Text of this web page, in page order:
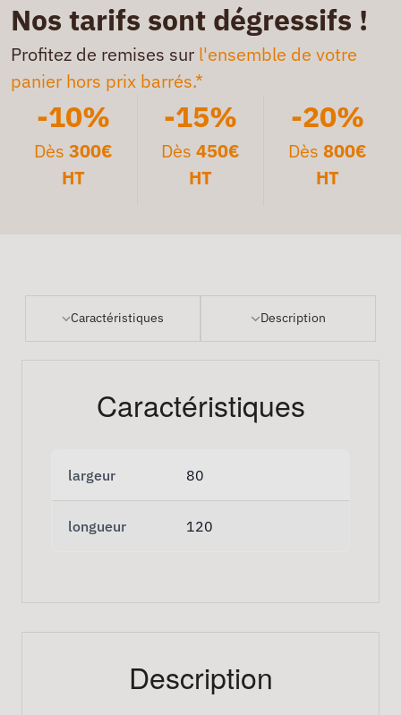
Nos tarifs sont dégressifs !
Profitez de remises sur l'ensemble de votre
panier hors prix barrés.*
-10%
Dès300€
HT
-15%
Dès 450€
HT
-20%
Dès 800€
HT
Caractéristiques Description
Caractéristiques
largeur 80
longueur 120
Description